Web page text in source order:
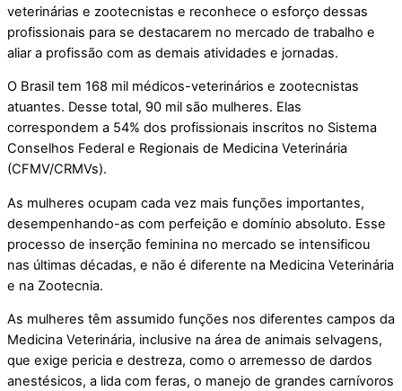
veterinárias e zootecnistas e reconhece o esforço dessas
profissionais para se destacarem no mercado de trabalho e
aliar a profissão com as demais atividades e jornadas.
O Brasil tem 168 mil médicos-veterinários e zootecnistas
atuantes. Desse total, 90 mil são mulheres. Elas
correspondem a 54% dos profissionais inscritos no Sistema
Conselhos Federal e Regionais de Medicina Veterinária
(CFMV/CRMVs).
As mulheres ocupam cada vez mais funções importantes,
desempenhando-as com perfeição e domínio absoluto. Esse
processo de inserção feminina no mercado se intensificou
nas últimas décadas, e não é diferente na Medicina Veterinária
e na Zootecnia.
As mulheres têm assumido funções nos diferentes campos da
Medicina Veterinária, inclusive na área de animais selvagens,
que exige pericia e destreza, como o arremesso de dardos
anestésicos, a lida com feras, o manejo de grandes carnívoros